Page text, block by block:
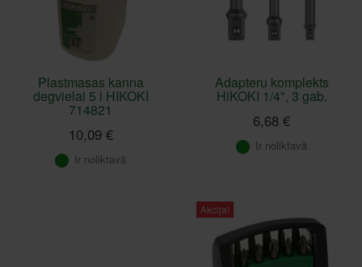
Plastmasas kanna
degvielai 5 l HIKOKI
714821
10,09 €
Ir noliktavā
Adapteru komplekts
HiKOKI 1/4", 3 gab.
6,68 €
Ir noliktavā
Akcija!